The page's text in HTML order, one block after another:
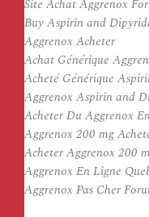
Site Achat Aggrenox
Buy Aspirin and
Aggrenox Acheter
Achat Générique
Acheté Générique
Aggrenox Aspirin and
Acheter Du Aggrenox
Aggrenox 200 mg
Acheter Aggrenox 200
Aggrenox En Ligne
Aggrenox Pas Cher